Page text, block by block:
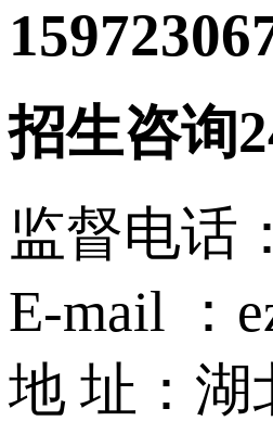
招生咨询
监督电话
E-mail ：
地 址：湖